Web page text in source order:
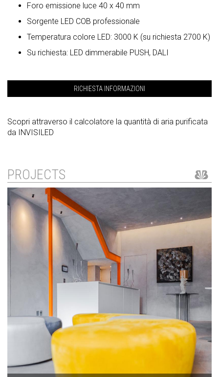
Foro emissione luce 40 x 40 mm
Sorgente LED COB professionale
Temperatura colore LED: 3000 K (su richiesta 2700 K)
Su richiesta: LED dimmerabile PUSH, DALI
RICHIESTA INFORMAZIONI
Scopri attraverso il calcolatore la quantità di aria purificata
da INVISILED
PROJECTS